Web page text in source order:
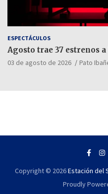
ESPECTÁCULOS
Agosto trae 37 estrenos
03 de agosto de 2026 Pato
Copyright © 2026Estación del
Proudly